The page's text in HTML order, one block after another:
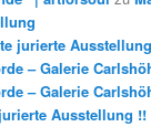
jurierte
– Galerie
– Galerie
Ausstellung !!